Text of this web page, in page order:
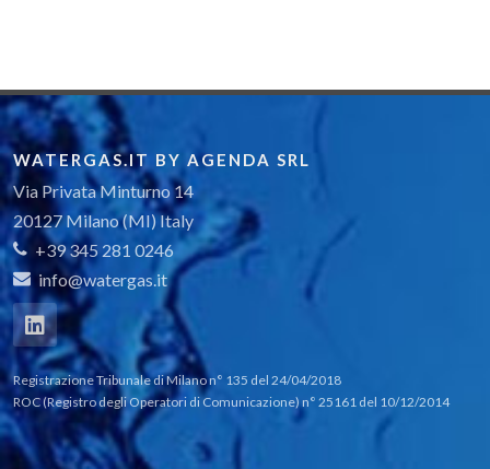
WATERGAS.IT BY AGENDA SRL
Via Privata Minturno 14
20127 Milano (MI) Italy
+39 345 281 0246
info@watergas.it
Registrazione Tribunale di Milano n° 135 del 24/04/2018
ROC (Registro degli Operatori di Comunicazione) n° 25161 del 10/12/2014